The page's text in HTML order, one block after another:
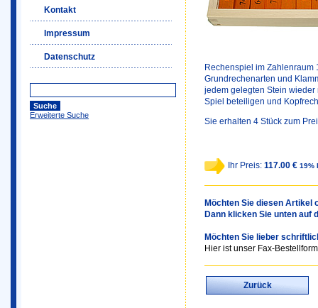
Kontakt
Impressum
Datenschutz
Erweiterte Suche
Rechenspiel im Zahlenraum
Grundrechenarten und
jedem gelegten Stein
Spiel beteiligen und
Sie erhalten 4 Stück zum
Ihr Preis: 117.00 € 19%
Möchten Sie diesen Artikel
Dann klicken Sie unten auf
Möchten Sie lieber
Hier ist unser Fax-
Zurück